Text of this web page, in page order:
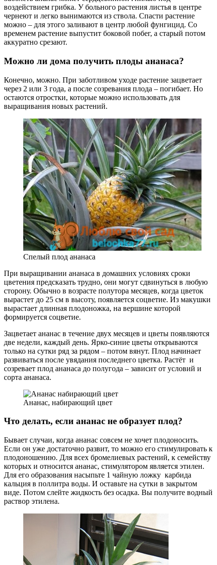
воздействием грибка. У больного растения листья в центре
чернеют и легко вынимаются из ствола. Спасти растение
можно – для этого заливают в центр любой фунгицид. Со
временем растение выпустит боковой побег, а старый потом
аккуратно срезают.
Можно ли дома получить плоды ананаса?
Конечно, можно. При заботливом уходе растение зацветает
через 2 или 3 года, а после созревания плода – погибает. Но
остаются отростки, которые можно использовать для
выращивания новых растений.
Спелый плод ананаса
При выращивании ананаса в домашних условиях сроки
цветения предсказать трудно, они могут сдвинуться в любую
сторону. Обычно в возрасте полутора месяцев, когда цветок
вырастет до 25 см в высоту, появляется соцветие. Из макушки
вырастает длинная плодоножка, на вершине которой
формируется соцветие.
Зацветает ананас в течение двух месяцев и цветы появляются
две недели, каждый день. Ярко-синие цветы открываются
только на сутки ряд за рядом – потом вянут. Плод начинает
развиваться после увядания последнего цветка. Растёт и
созревает плод ананаса до полугода – зависит от условий и
сорта ананаса.
Ананас, набирающий цвет
Что делать, если ананас не образует плод?
Бывает случаи, когда ананас совсем не хочет плодоносить.
Если он уже достаточно развит, то можно его стимулировать к
плодоношению. Для всех бромелиевых растений, к семейству
которых и относится ананас, стимулятором является этилен.
Для его образования насыпьте 1 чайную ложку карбида
кальция в поллитра воды. И оставьте на сутки в закрытом
виде. Потом слейте жидкость без осадка. Вы получите водный
раствор этилена.